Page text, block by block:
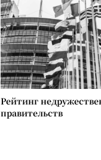
Рейтинг
правительств